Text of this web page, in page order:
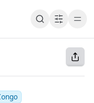
Cart Cart
connecter